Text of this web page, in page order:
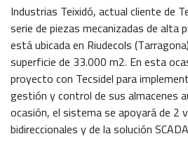
Industrias Teixidó, actual cliente de
serie de piezas mecanizadas de alta
está ubicada en Riudecols
superficie de 33.000 m2. En esta
proyecto con Tecsidel para
gestión y control de sus almacenes
ocasión, el sistema se apoyará de 2
bidireccionales y de la solución